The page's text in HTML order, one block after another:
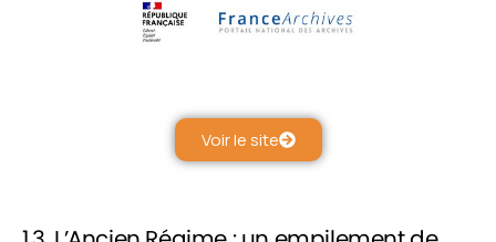
Voir le site